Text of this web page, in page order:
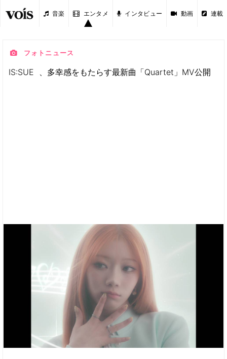
音楽 エンタメ インタビュー 動画 連載
フォトニュース
IS:SUE 、多幸感をもたらす最新曲「Quartet」MV公開